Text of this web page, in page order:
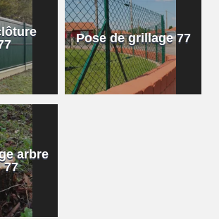
Pose de grillage 77
arbre
77